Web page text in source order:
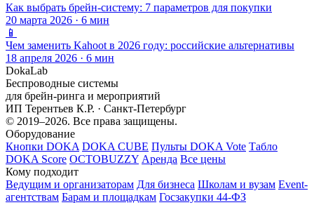
Как выбрать брейн-систему: 7 параметров для покупки
20 марта 2026 · 6 мин
📱
Чем заменить Kahoot в 2026 году: российские альтернативы
18 апреля 2026 · 6 мин
DokaLab
Беспроводные системы
для брейн-ринга и мероприятий
ИП Терентьев К.Р. · Санкт-Петербург
© 2019–2026. Все права защищены.
Оборудование
Кнопки DOKA DOKA CUBE Пульты DOKA Vote Табло
DOKA Score OCTOBUZZY Аренда Все цены
Кому подходит
Ведущим и организаторам Для бизнеса Школам и вузам Event-
агентствам Барам и площадкам Госзакупки 44-ФЗ